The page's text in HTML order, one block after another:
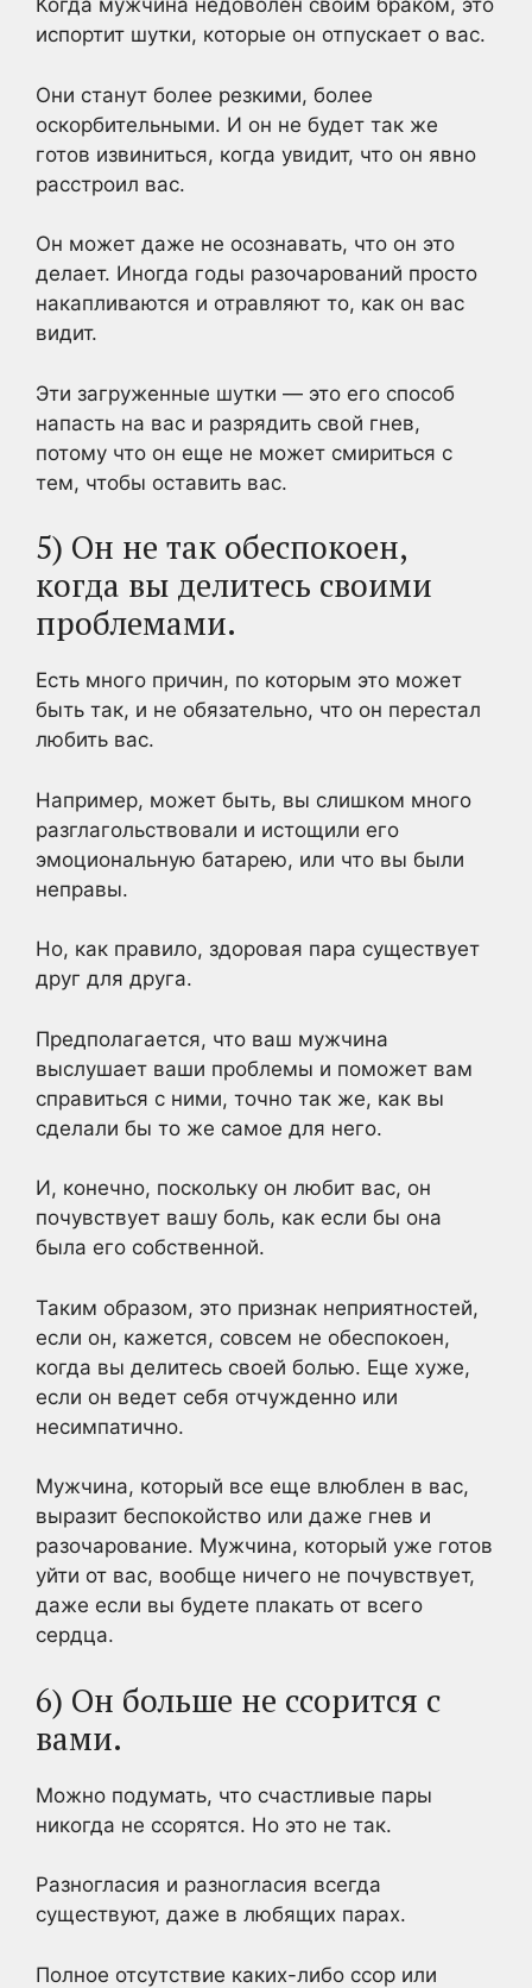
Когда мужчина недоволен своим браком, это
испортит шутки, которые он отпускает о вас.
Они станут более резкими, более
оскорбительными. И он не будет так же
готов извиниться, когда увидит, что он явно
расстроил вас.
Он может даже не осознавать, что он это
делает. Иногда годы разочарований просто
накапливаются и отравляют то, как он вас
видит.
Эти загруженные шутки — это его способ
напасть на вас и разрядить свой гнев,
потому что он еще не может смириться с
тем, чтобы оставить вас.
5) Он не так обеспокоен,
когда вы делитесь своими
проблемами.
Есть много причин, по которым это может
быть так, и не обязательно, что он перестал
любить вас.
Например, может быть, вы слишком много
разглагольствовали и истощили его
эмоциональную батарею, или что вы были
неправы.
Но, как правило, здоровая пара существует
друг для друга.
Предполагается, что ваш мужчина
выслушает ваши проблемы и поможет вам
справиться с ними, точно так же, как вы
сделали бы то же самое для него.
И, конечно, поскольку он любит вас, он
почувствует вашу боль, как если бы она
была его собственной.
Таким образом, это признак неприятностей,
если он, кажется, совсем не обеспокоен,
когда вы делитесь своей болью. Еще хуже,
если он ведет себя отчужденно или
несимпатично.
Мужчина, который все еще влюблен в вас,
выразит беспокойство или даже гнев и
разочарование. Мужчина, который уже готов
уйти от вас, вообще ничего не почувствует,
даже если вы будете плакать от всего
сердца.
6) Он больше не ссорится с
вами.
Можно подумать, что счастливые пары
никогда не ссорятся. Но это не так.
Разногласия и разногласия всегда
существуют, даже в любящих парах.
Полное отсутствие каких-либо ссор или